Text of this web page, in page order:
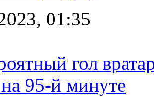
01:35
гол
95-й минуте